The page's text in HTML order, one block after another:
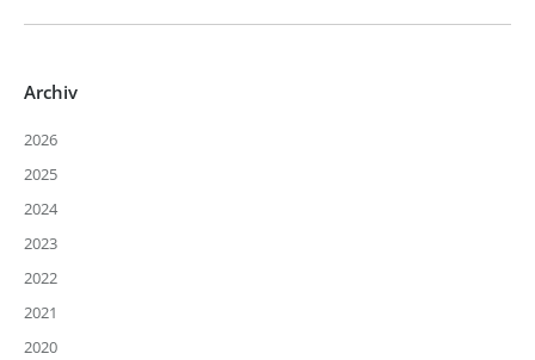
Archiv
2026
2025
2024
2023
2022
2021
2020